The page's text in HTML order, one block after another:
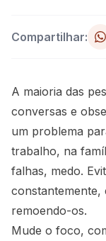
Compartilhar:
A maioria das
conversas e
um problema
trabalho, na
falhas, medo.
remoendo-os.
Mude o foco,